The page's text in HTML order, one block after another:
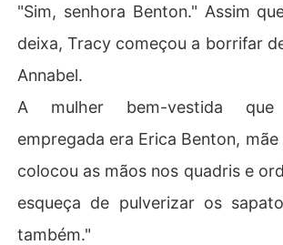
"Sim, senhora Benton." Assim
deixa, Tracy começou a borrifar
Annabel.
A mulher bem-vestida
empregada era Erica Benton, mãe
colocou as mãos nos quadris e
esqueça de pulverizar os
também."